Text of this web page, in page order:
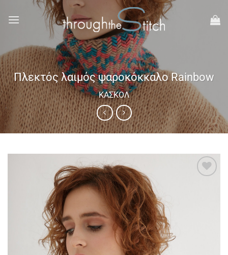
Μετάβαση
στο
περιεχόμενο
Πλεκτός λαιμός ψαροκόκκαλο Rainbow
ΚΑΣΚΌΛ